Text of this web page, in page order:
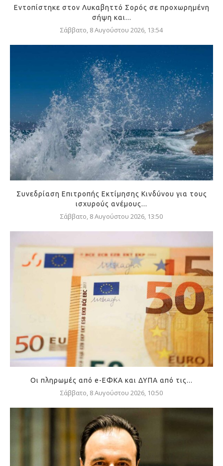
Εντοπίστηκε στον Λυκαβηττό Σορός σε προχωρημένη
σήψη και...
Σάββατο, 8 Αυγούστου 2026, 13:54
Συνεδρίαση Επιτροπής Εκτίμησης Κινδύνου για τους
ισχυρούς ανέμους...
Σάββατο, 8 Αυγούστου 2026, 13:50
Οι πληρωμές από e-ΕΦΚΑ και ΔΥΠΑ από τις...
Σάββατο, 8 Αυγούστου 2026, 10:50